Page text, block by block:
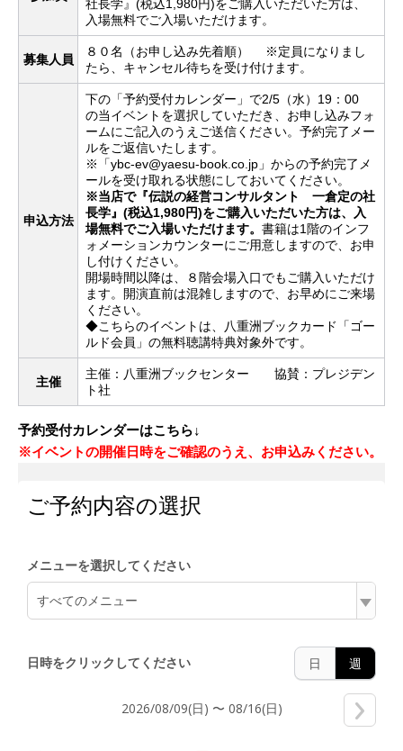
社長学』(税込1,980円)をご購入いただいた方は、
入場無料でご入場いただけます。
募集人員
８０名（お申し込み先着順） ※定員になりまし
たら、キャンセル待ちを受け付けます。
申込方法
下の「予約受付カレンダー」で2/5（水）19：00
の当イベントを選択していただき、お申し込みフォ
ームにご記入のうえご送信ください。予約完了メー
ルをご返信いたします。
※「ybc-ev@yaesu-book.co.jp」からの予約完了メ
ールを受け取れる状態にしておいてください。
※当店で『伝説の経営コンサルタント 一倉定の社
長学』(税込1,980円)をご購入いただいた方は、入
場無料でご入場いただけます。 書籍は1階のインフ
ォメーションカウンターにご用意しますので、お申
し付けください。
開場時間以降は、８階会場入口でもご購入いただけ
ます。開演直前は混雑しますので、お早めにご来場
ください。
◆こちらのイベントは、八重洲ブックカード「ゴー
ルド会員」の無料聴講特典対象外です。
主催
主催：八重洲ブックセンター 協賛：プレジデン
ト社
予約受付カレンダーはこちら↓
※イベントの開催日時をご確認のうえ、お申込みください。